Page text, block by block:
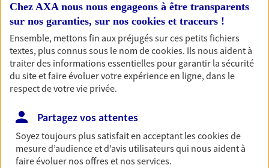
Accompagner les
professionnels et les
entreprises
bâtissons ensemble des solutions cohérentes pour
protéger votre activité, vos collaborateurs... mais aussi
vous-même et votre famille.
Chez AXA nous nous engageons à être transparents
sur nos garanties, sur nos cookies et traceurs !
Ensemble, mettons fin aux préjugés sur ces petits fichiers
textes, plus connus sous le nom decookies. Ils nous aident à
traiter des informations essentielles pour garantir la sécurité
du site et faire évoluer votre expérience en ligne, dans le
respect de votre vie privée.
Partagez vos attentes
Soyez toujours plus satisfait en acceptant lescookiesde
mesure d’audience et d’avis utilisateurs qui nous aident à
faire évoluer nos offres et nos services.